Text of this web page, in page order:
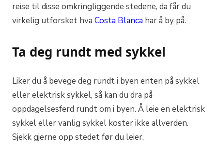
reise til disse omkringliggende stedene, da får du
virkelig utforsket hva Costa Blanca har å by på.
Ta deg rundt med sykkel
Liker du å bevege deg rundt i byen enten på sykkel
eller elektrisk sykkel, så kan du dra på
oppdagelsesferd rundt om i byen. Å leie en elektrisk
sykkel eller vanlig sykkel koster ikke allverden.
Sjekk gjerne opp stedet før du leier.